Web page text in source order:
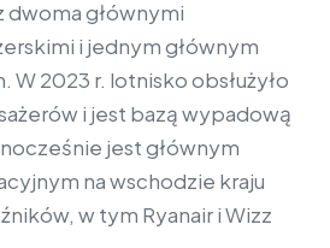
dwoma głównymi
i jednym głównym
W 2023 r. lotnisko obsłużyło
i jest bazą wypadową
jest głównym
na wschodzie kraju
w tym Ryanair i Wizz